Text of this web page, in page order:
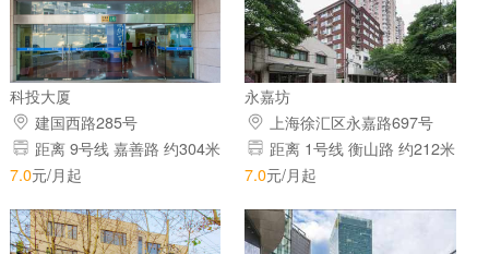
科投大厦
建国西路285号
距离 9号线 嘉善路 约304米
距离 12号线 嘉善路 约304米
7.0元/月起
永嘉坊
上海徐汇区永嘉路697号
距离 1号线 衡山路 约212米
距离 10号线支线 上海图书馆
图书馆 约514米
7.0元/月起